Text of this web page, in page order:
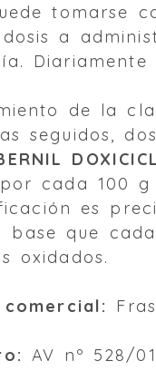
tomarse
a
de la
seguidos,
por cada 100
es
base que
oxidados.
AV nº 528/